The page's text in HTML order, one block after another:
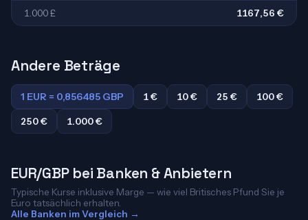
1.000 £ 1167,56 €
Andere Beträge
1 EUR = 0,856485 GBP 1 € 10 € 25 €
100 €
250 €
1.000 €
EUR/GBP bei Banken & Anbietern
Typische Kurse inklusive Marge — wie viel Britisches Pfund Sie je
Euro tatsächlich erhalten.
Alle Banken im Vergleich →